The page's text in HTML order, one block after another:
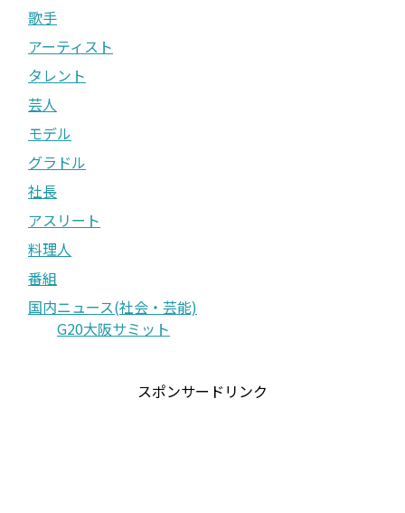
歌手
アーティスト
タレント
芸人
モデル
グラドル
社長
アスリート
料理人
番組
国内ニュース(社会・芸能)
G20大阪サミット
スポンサードリンク